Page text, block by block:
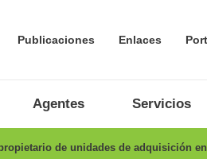
Publicaciones Enlaces
Agentes Servicios
de unidades de adquisición